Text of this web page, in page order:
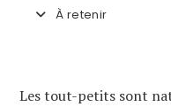
À retenir
Les tout-petits sont